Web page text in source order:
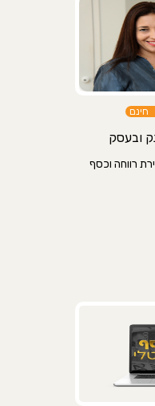
חינם
ובעסק
רווחה וכסף